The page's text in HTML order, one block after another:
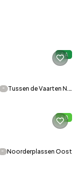
A
- Tussen de Vaarten N.…
B
- Noorderplassen Oost